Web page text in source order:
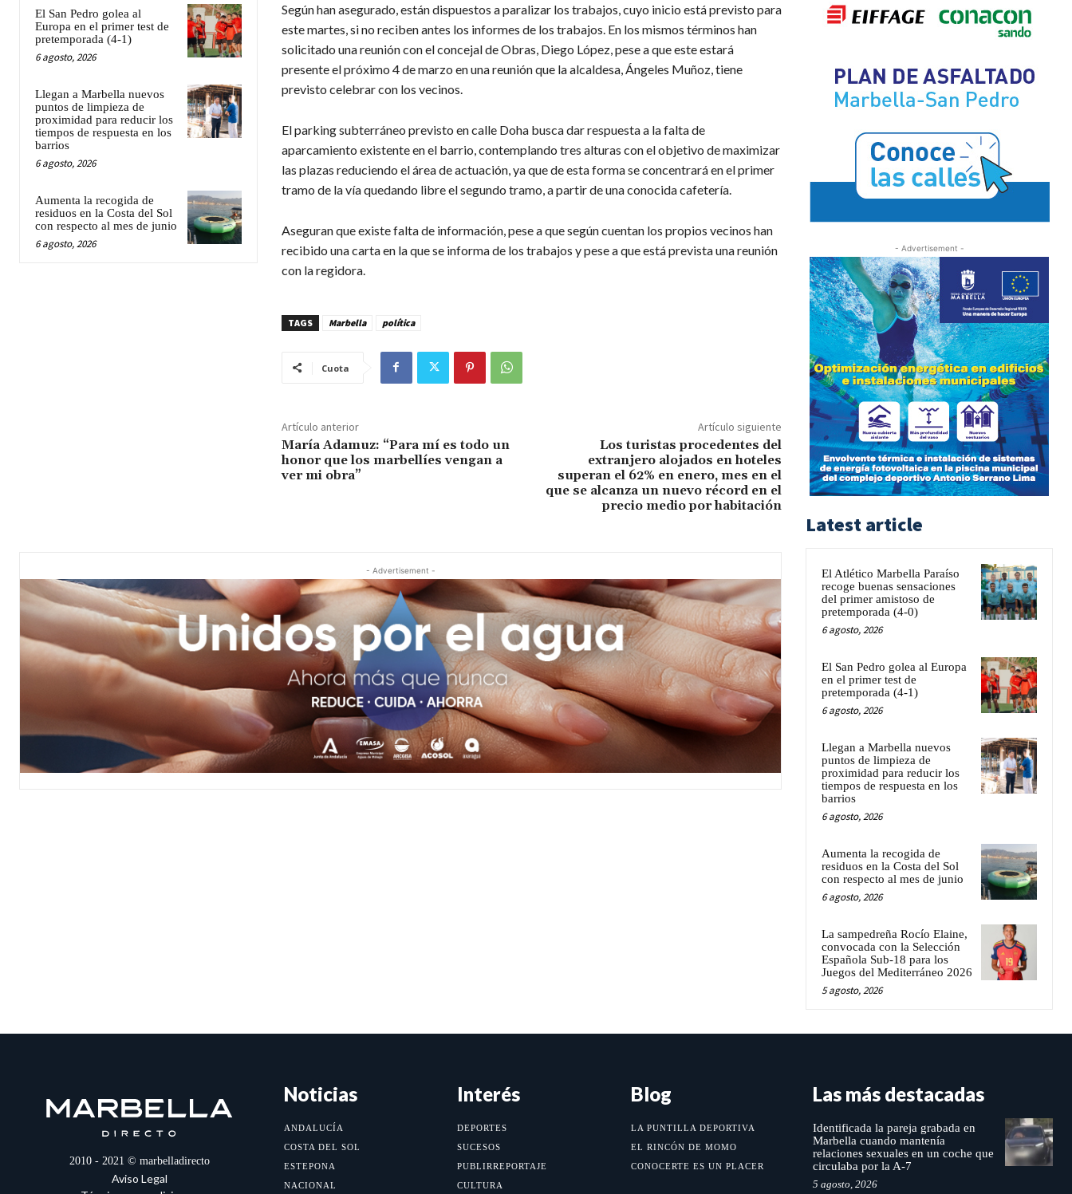
El San Pedro golea al
Europa en el primer test de
pretemporada (4-1)
6 agosto, 2026
Llegan a Marbella nuevos
puntos de limpieza de
proximidad para reducir los
tiempos de respuesta en los
barrios
6 agosto, 2026
Aumenta la recogida de
residuos en la Costa del Sol
con respecto al mes de junio
6 agosto, 2026
Según han asegurado, están dispuestos a paralizar los trabajos, cuyo inicio está previsto para
este martes, si no reciben antes los informes de los trabajos. En los mismos términos han
solicitado una reunión con el concejal de Obras, Diego López, pese a que este estará
presente el próximo 4 de marzo en una reunión que la alcaldesa, Ángeles Muñoz, tiene
previsto celebrar con los vecinos.
El parking subterráneo previsto en calle Doha busca dar respuesta a la falta de
aparcamiento existente en el barrio, contemplando tres alturas con el objetivo de maximizar
las plazas reduciendo el área de actuación, ya que de esta forma se concentrará en el primer
tramo de la vía quedando libre el segundo tramo, a partir de una conocida cafetería.
Aseguran que existe falta de información, pese a que según cuentan los propios vecinos han
recibido una carta en la que se informa de los trabajos y pese a que está prevista una reunión
con la regidora.
TAGS Marbella política
Cuota
Artículo anterior
María Adamuz: “Para mí es todo un
honor que los marbellíes vengan a
ver mi obra”
Artículo siguiente
Los turistas procedentes del
extranjero alojados en hoteles
superan el 62% en enero, mes en el
que se alcanza un nuevo récord en el
precio medio por habitación
- Advertisement -
- Advertisement -
Latest article
El Atlético Marbella Paraíso
recoge buenas sensaciones
del primer amistoso de
pretemporada (4-0)
6 agosto, 2026
El San Pedro golea al Europa
en el primer test de
pretemporada (4-1)
6 agosto, 2026
Llegan a Marbella nuevos
puntos de limpieza de
proximidad para reducir los
tiempos de respuesta en los
barrios
6 agosto, 2026
Aumenta la recogida de
residuos en la Costa del Sol
con respecto al mes de junio
6 agosto, 2026
La sampedreña Rocío Elaine,
convocada con la Selección
Española Sub-18 para los
Juegos del Mediterráneo 2026
5 agosto, 2026
2010 - 2021 © marbelladirecto
Aviso Legal
Noticias
ANDALUCÍA
COSTA DEL SOL
ESTEPONA
NACIONAL
Interés
DEPORTES
SUCESOS
PUBLIRREPORTAJE
CULTURA
Blog
LA PUNTILLA DEPORTIVA
EL RINCÓN DE MOMO
CONOCERTE ES UN PLACER
Las más destacadas
Identificada la pareja grabada en
Marbella cuando mantenía
relaciones sexuales en un coche que
circulaba por la A-7
5 agosto, 2026